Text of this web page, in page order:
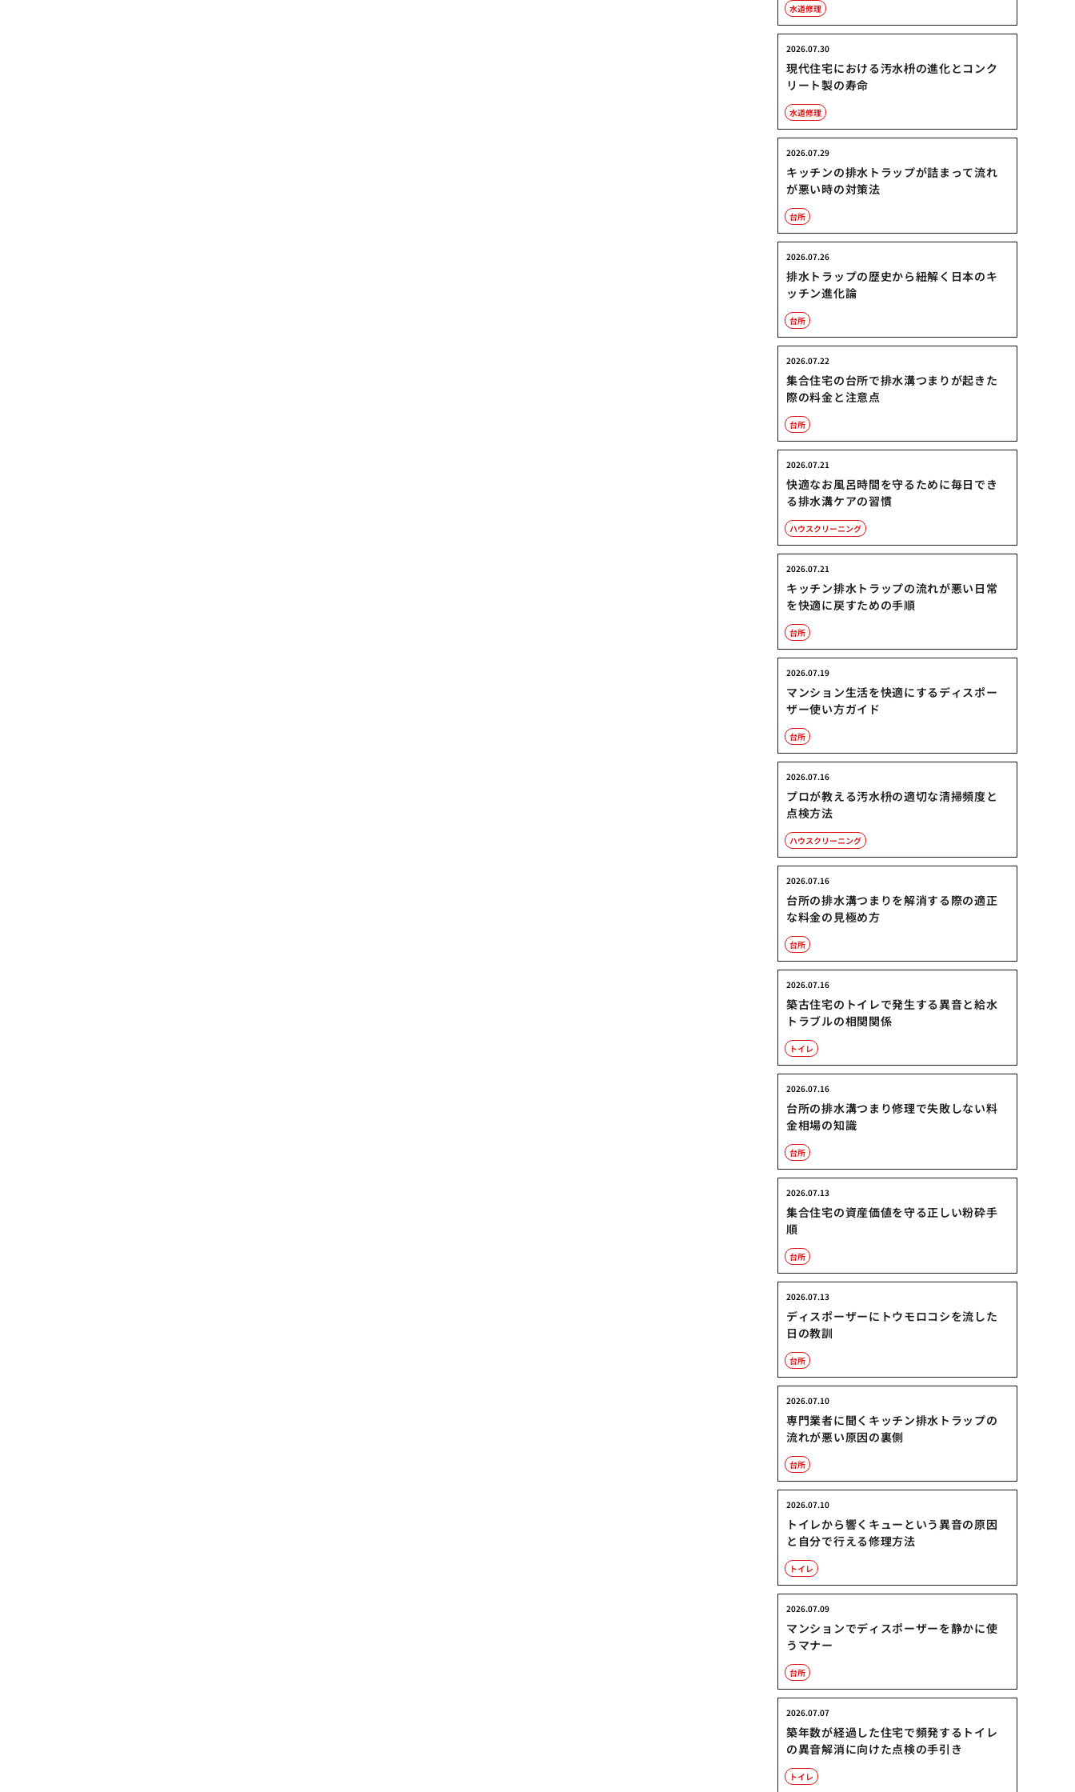
水道修理
現代住宅における汚水枡の進化とコンク
リート製の寿命
2026.07.30
水道修理
キッチンの排水トラップが詰まって流れ
が悪い時の対策法
2026.07.29
台所
排水トラップの歴史から紐解く日本のキ
ッチン進化論
2026.07.26
台所
集合住宅の台所で排水溝つまりが起きた
際の料金と注意点
2026.07.22
台所
快適なお風呂時間を守るために毎日でき
る排水溝ケアの習慣
2026.07.21
ハウスクリーニング
キッチン排水トラップの流れが悪い日常
を快適に戻すための手順
2026.07.21
台所
マンション生活を快適にするディスポー
ザー使い方ガイド
2026.07.19
台所
プロが教える汚水枡の適切な清掃頻度と
点検方法
2026.07.16
ハウスクリーニング
台所の排水溝つまりを解消する際の適正
な料金の見極め方
2026.07.16
台所
築古住宅のトイレで発生する異音と給水
トラブルの相関関係
2026.07.16
トイレ
台所の排水溝つまり修理で失敗しない料
金相場の知識
2026.07.16
台所
集合住宅の資産価値を守る正しい粉砕手
順
2026.07.13
台所
ディスポーザーにトウモロコシを流した
日の教訓
2026.07.13
台所
専門業者に聞くキッチン排水トラップの
流れが悪い原因の裏側
2026.07.10
台所
トイレから響くキューという異音の原因
と自分で行える修理方法
2026.07.10
トイレ
マンションでディスポーザーを静かに使
うマナー
2026.07.09
台所
築年数が経過した住宅で頻発するトイレ
の異音解消に向けた点検の手引き
2026.07.07
トイレ